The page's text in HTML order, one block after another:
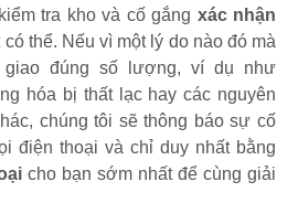
tra kho và cố gắng xác nhận
có thể. Nếu vì một lý do nào đó mà
giao đúng số lượng, ví dụ như
hóa bị thất lạc hay các nguyên
chúng tôi sẽ thông báo sự cố
điện thoại và chỉ duy nhất bằng
cho bạn sớm nhất để cùng giải